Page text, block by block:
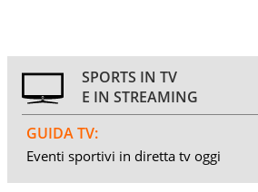
SPORTS IN TV
E IN STREAMING
GUIDA TV:
Eventi sportivi in diretta tv oggi